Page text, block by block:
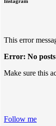
This error
Error: No
Make sure this
Follow me